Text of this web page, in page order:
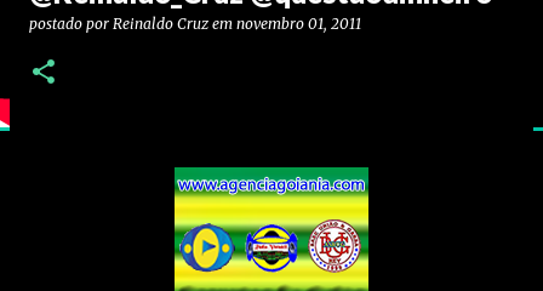
postado por Reinaldo Cruz em novembro 01, 2011